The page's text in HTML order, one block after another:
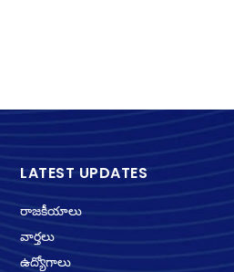
LATEST UPDATES
రాజకీయాలు
వార్తలు
ఉద్యోగాలు